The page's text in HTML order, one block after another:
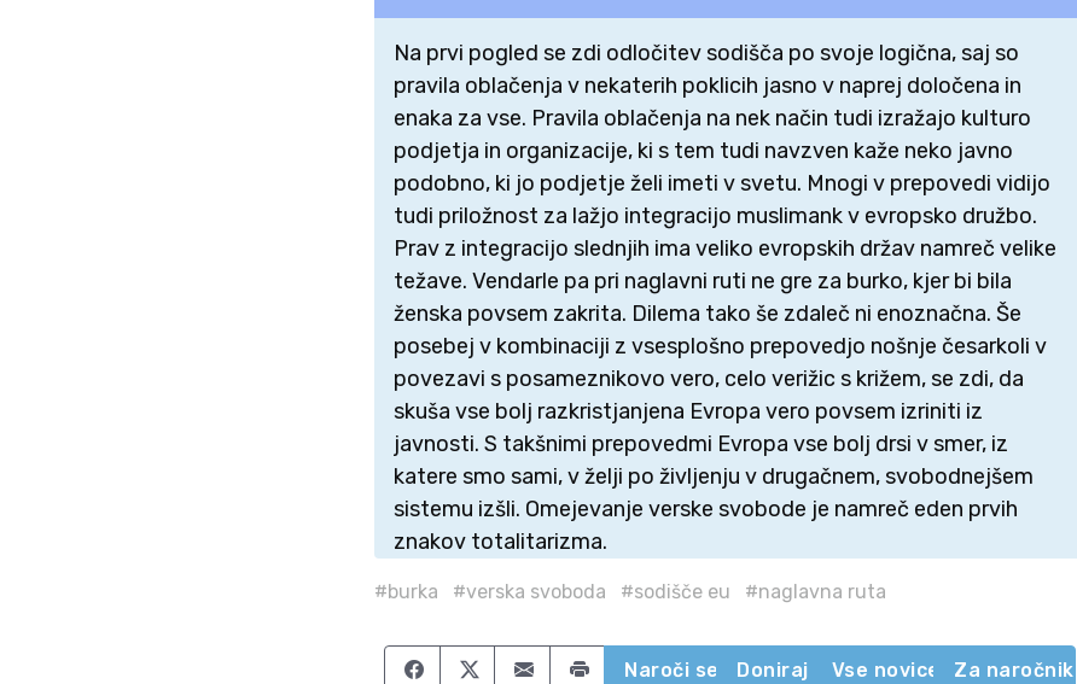
Na prvi pogled se zdi odločitev sodišča po svoje logična, saj so
pravila oblačenja v nekaterih poklicih jasno v naprej določena in
enaka za vse. Pravila oblačenja na nek način tudi izražajo kulturo
podjetja in organizacije, ki s tem tudi navzven kaže neko javno
podobno, ki jo podjetje želi imeti v svetu. Mnogi v prepovedi vidijo
tudi priložnost za lažjo integracijo muslimank v evropsko družbo.
Prav z integracijo slednjih ima veliko evropskih držav namreč velike
težave. Vendarle pa pri naglavni ruti ne gre za burko, kjer bi bila
ženska povsem zakrita. Dilema tako še zdaleč ni enoznačna. Še
posebej v kombinaciji z vsesplošno prepovedjo nošnje česarkoli v
povezavi s posameznikovo vero, celo verižic s križem, se zdi, da
skuša vse bolj razkristjanjena Evropa vero povsem izriniti iz
javnosti. S takšnimi prepovedmi Evropa vse bolj drsi v smer, iz
katere smo sami, v želji po življenju v drugačnem, svobodnejšem
sistemu izšli. Omejevanje verske svobode je namreč eden prvih
znakov totalitarizma.
#burka #verska svoboda #sodišče eu #naglavna ruta
Share on Facebook
Share on Twitter
Share by email
Naroči se Doniraj Vse novice Za naročnike